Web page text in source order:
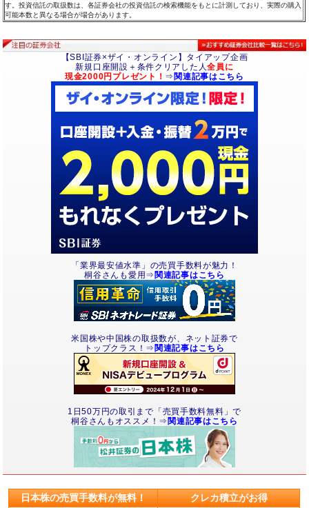
す。投資信託の取扱数は、各証券会社の投資信託の検索機能をもとに計測しており、実際の購入
可能本数と異なる場合が場合があります。
【SBI証券×ザイ・オンライン】タイアップ企画
新規口座開設＋条件クリアした人全員に
現金2000円プレゼント！ ⇒ 関連記事はこちら
「業界最安値水準」の売買手数料が魅力！
桐谷さんも愛用⇒ 関連記事はこちら
米国株や中国株の取扱数が、ネット証券で
トップクラス！⇒ 関連記事はこちら
1日50万円の取引まで「売買手数料無料」で
桐谷さんもオススメ！⇒ 関連記事はこちら
日本株の売買手数料が無料！ クレカ積立がお得